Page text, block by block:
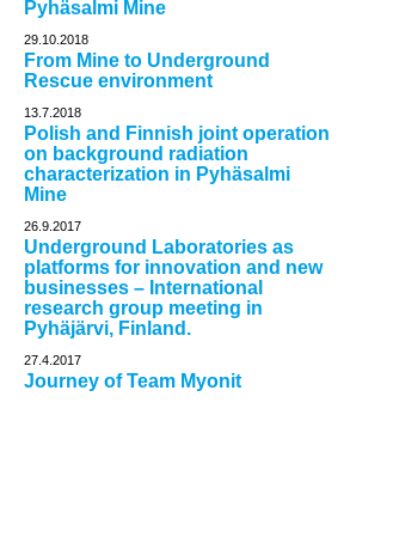
Pyhäsalmi Mine
29.10.2018
From Mine to Underground
Rescue environment
13.7.2018
Polish and Finnish joint operation
on background radiation
characterization in Pyhäsalmi
Mine
26.9.2017
Underground Laboratories as
platforms for innovation and new
businesses – International
research group meeting in
Pyhäjärvi, Finland.
27.4.2017
Journey of Team Myonit